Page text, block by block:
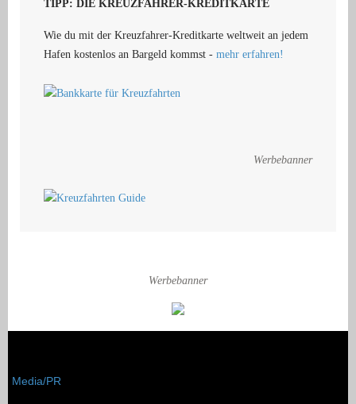
TIPP: DIE KREUZFAHRER-KREDITKARTE
Wie du mit der Kreuzfahrer-Kreditkarte weltweit an jedem
Hafen kostenlos an Bargeld kommst - mehr erfahren!
Werbebanner
Werbebanner
Media/PR